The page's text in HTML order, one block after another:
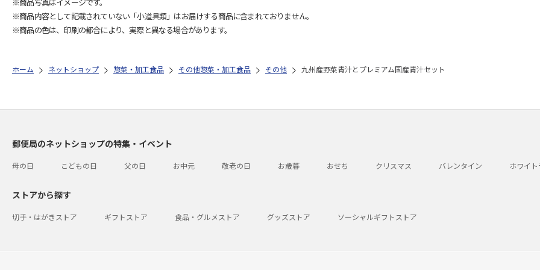
※商品内容として記載されていない「小道具類」はお届けする商品に含まれておりません。
※商品の色は、印刷の都合により、実際と異なる場合があります。
ホーム ネットショップ 惣菜・加工食品 その他惣菜・加工食品 その他 九州産野菜青汁とプレミアム国産青汁セット
郵便局のネットショップの特集・イベント
母の日 こどもの日 父の日 お中元 敬老の日 お歳暮 おせち クリスマス バレンタイン ホワイ
ストアから探す
切手・はがきストア ギフトストア 食品・グルメストア グッズストア ソーシャルギフトストア